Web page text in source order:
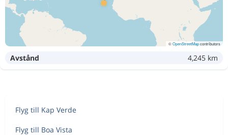
©OpenStreetMapcontributors
Avstånd 4,245 km
Flyg till Kap Verde
Flyg till Boa Vista